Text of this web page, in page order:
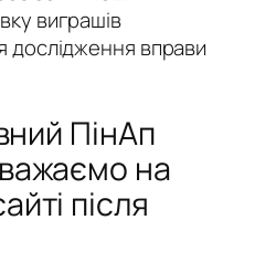
виграшів
дослідження вправи
ПінАп
на
після